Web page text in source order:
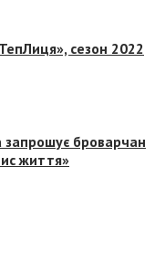
сезон 2022
запрошує броварчан
життя»